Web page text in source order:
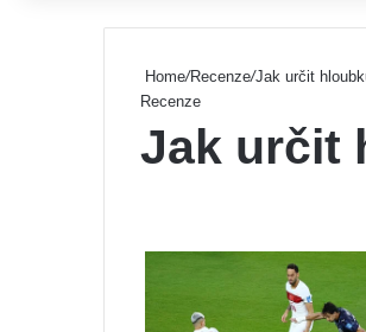
Home/Recenze/Jak určit
Recenze
Jak určit